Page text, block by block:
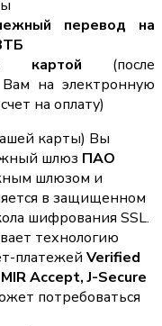
перевод на
картой (после
на электронную
на оплату)
карты) Вы
шлюз ПАО
шлюзом и
в защищенном
шифрования SSL.
технологию
платежей Verified
Accept, J-Secure
потребоваться